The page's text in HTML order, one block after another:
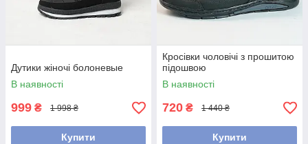
Дутики жіночі болоневые
В наявності
999 ₴ 1 998 ₴
Купити
Кросівки чоловічі з прошитою
підошвою
В наявності
720 ₴ 1 440 ₴
Купити